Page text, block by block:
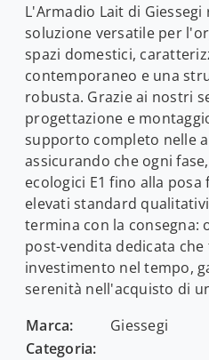
L'Armadio Lait di
soluzione versatile per
spazi domestici,
contemporaneo e una
robusta. Grazie ai nostri
progettazione e
supporto completo nelle
assicurando che ogni
ecologici E1 fino alla
elevati standard
termina con la consegna:
post-vendita dedicata
investimento nel tempo,
serenità nell'acquisto di
Marca:
Giessegi
Categoria: